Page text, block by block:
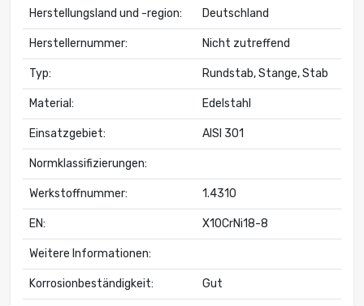
Herstellungsland und -region: Deutschland
Herstellernummer: Nicht zutreffend
Typ: Rundstab, Stange, Stab
Material: Edelstahl
Einsatzgebiet: AISI 301
Normklassifizierungen:
Werkstoffnummer: 1.4310
EN: X10CrNi18-8
Weitere Informationen:
Korrosionbeständigkeit: Gut